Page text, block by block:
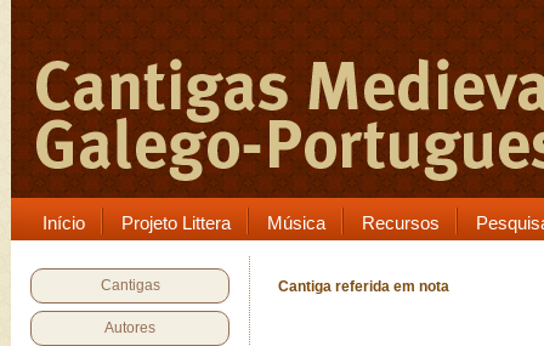
Início Projeto Littera Música Recursos
Cantigas
Autores
Cantiga referida em nota